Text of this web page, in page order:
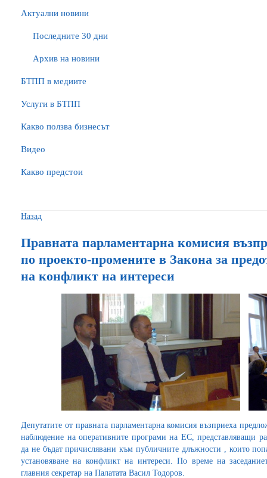
Актуални новини
Последните 30 дни
Архив на новини
БTПП в медиите
Услуги в БТПП
Какво ползва бизнесът
Видео
Какво предстои
Назад
Правната парламентарна комисия
по проекто-промените в Закона за
на конфликт на интереси
Депутатите от правната парламентарна комисия възприеха
наблюдение на оперативните програми на ЕС, представляващи
да не бъдат причислявани към публичните длъжности , които
установяване на конфликт на интереси. По време на
главния секретар на Палатата Васил Тодоров.